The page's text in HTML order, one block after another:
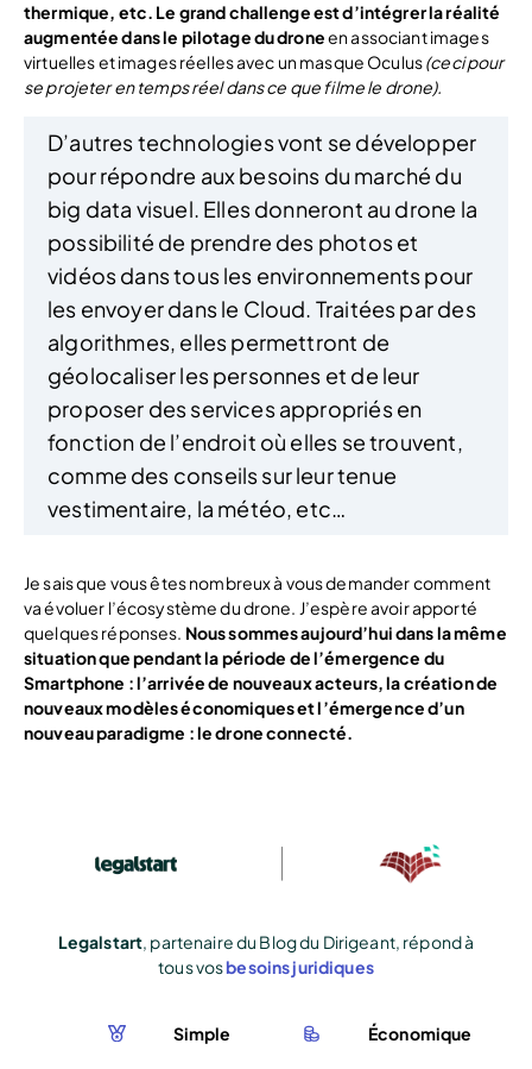
thermique, etc. Le grand challenge est d’intégrer la réalité
augmentée dans le pilotage du droneen associant images
virtuelles et images réelles avec un masque Oculus(ceci pour
se projeter en temps réel dans ce que filme le drone).
D’autres technologies vont se développer
pour répondre aux besoins du marché du
big data visuel. Elles donneront au drone la
possibilité de prendre des photos et
vidéos dans tous les environnements pour
les envoyer dans le Cloud. Traitées par des
algorithmes, elles permettront de
géolocaliser les personnes et de leur
proposer des services appropriés en
fonction de l’endroit où elles se trouvent,
comme des conseils sur leur tenue
vestimentaire, la météo, etc…
Je sais que vous êtes nombreux à vous demander comment
va évoluer l’écosystème du drone. J’espère avoir apporté
quelques réponses. Nous sommes aujourd’hui dans la même
situation que pendant la période de l’émergence du
Smartphone : l’arrivée de nouveaux acteurs, la création de
nouveaux modèles économiques et l’émergence d’un
nouveau paradigme : le drone connecté.
Legalstart, partenaire du Blog du Dirigeant, répond à
tous vosbesoins juridiques
Simple Économique